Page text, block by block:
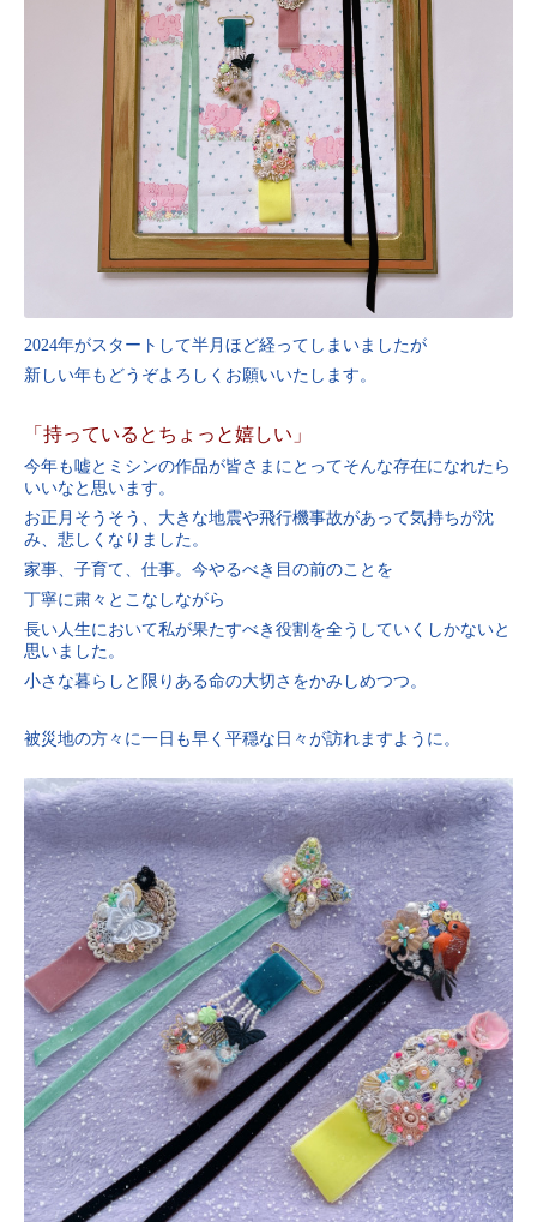
2024年がスタートして半月ほど経ってしまいましたが
新しい年もどうぞよろしくお願いいたします。
「持っているとちょっと嬉しい」
今年も嘘とミシンの作品が皆さまにとってそんな存在になれたら
いいなと思います。
お正月そうそう、大きな地震や飛行機事故があって気持ちが沈
み、悲しくなりました。
家事、子育て、仕事。今やるべき目の前のことを
丁寧に粛々とこなしながら
長い人生において私が果たすべき役割を全うしていくしかないと
思いました。
小さな暮らしと限りある命の大切さをかみしめつつ。
被災地の方々に一日も早く平穏な日々が訪れますように。